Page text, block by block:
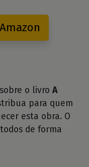
o livro A
para quem
esta obra. O
de forma